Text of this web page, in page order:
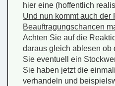
hier eine (hoffentlich
Und nun kommt auch der
Beauftragungschancen
Achten Sie auf die
daraus gleich ablesen ob
Sie eventuell ein
Sie haben jetzt die
verhandeln und